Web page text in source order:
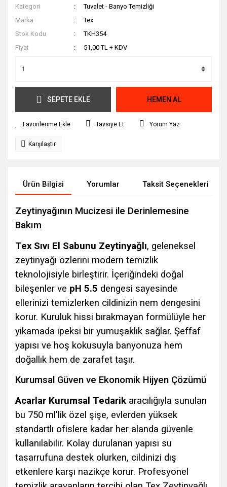
Kategori
Tuvalet - Banyo Temizliği
Marka
Tex
Stok Kodu
TKH354
Fiyat
51,00 TL + KDV
SEPETE EKLE HEMEN AL
Tavsiye Et Yorum Yaz
Karşılaştır
Ürün Bilgisi Yorumlar Taksit Seçenekleri
Zeytinyağının Mucizesi ile Derinlemesine
Bakım
Tex Sıvı El Sabunu Zeytinyağlı, geleneksel
zeytinyağı özlerini modern temizlik
teknolojisiyle birleştirir. İçeriğindeki doğal
bileşenler ve pH 5.5 dengesi sayesinde
ellerinizi temizlerken cildinizin nem dengesini
korur. Kuruluk hissi bırakmayan formülüyle her
yıkamada ipeksi bir yumuşaklık sağlar. Şeffaf
yapısı ve hoş kokusuyla banyonuza hem
doğallık hem de zarafet taşır.
Kurumsal Güven ve Ekonomik Hijyen Çözümü
Acarlar Kurumsal Tedarik aracılığıyla sunulan
bu 750 ml'lik özel şişe, evlerden yüksek
standartlı ofislere kadar her alanda güvenle
kullanılabilir. Kolay durulanan yapısı su
tasarrufuna destek olurken, cildinizi dış
etkenlere karşı nazikçe korur. Profesyonel